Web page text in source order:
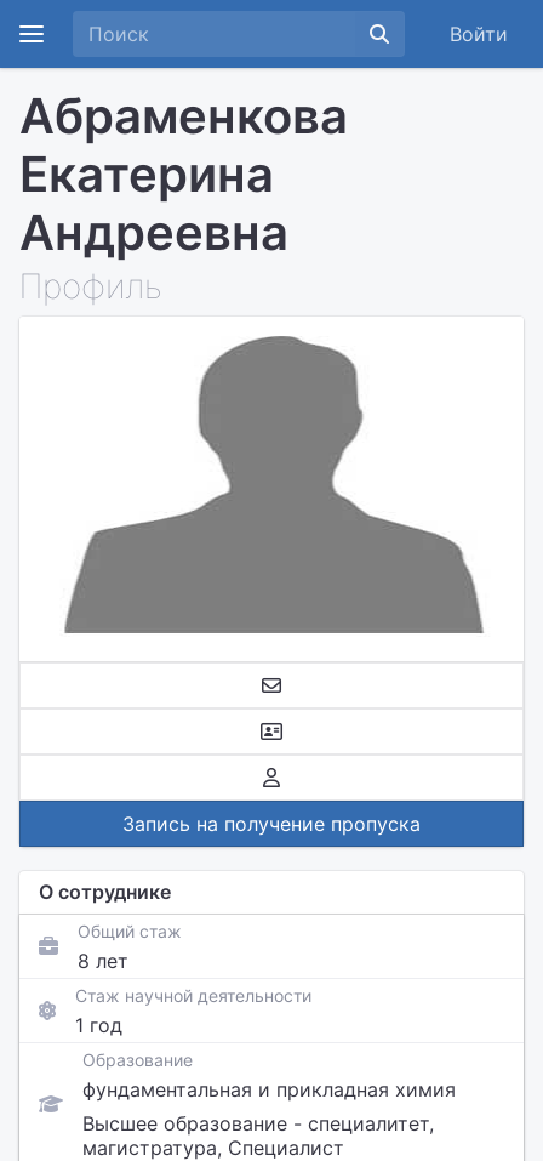
Войти
Абраменкова
Екатерина
Андреевна
Профиль
Запись на получение пропуска
О сотруднике
Общий стаж
8 лет
Стаж научной деятельности
1 год
Образование
фундаментальная и прикладная химия
Высшее образование - специалитет,
магистратура, Специалист